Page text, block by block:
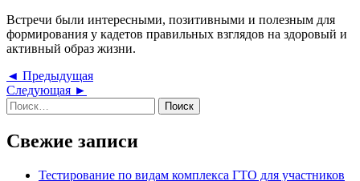
Встречи были интересными, позитивными и полезным для
формирования у кадетов правильных взглядов на здоровый и
активный образ жизни.
Навигация
по
записям
◄ ПредыдущаяПредыдущая
Следующая ►
Найти:
Свежие записи
Тестирование по видам комплекса ГТО для участников